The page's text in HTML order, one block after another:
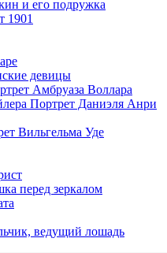
и его подружка
1901
девицы
Амбруаза Воллара
Портрет Даниэля Анри
Вильгельма Уде
перед зеркалом
ведущий лошадь